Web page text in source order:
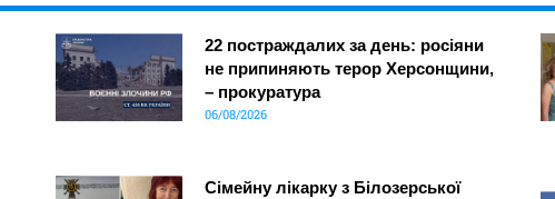
22 постраждалих за день: росіяни
не припиняють терор Херсонщини,
– прокуратура
06/08/2026
Сімейну лікарку з Білозерської